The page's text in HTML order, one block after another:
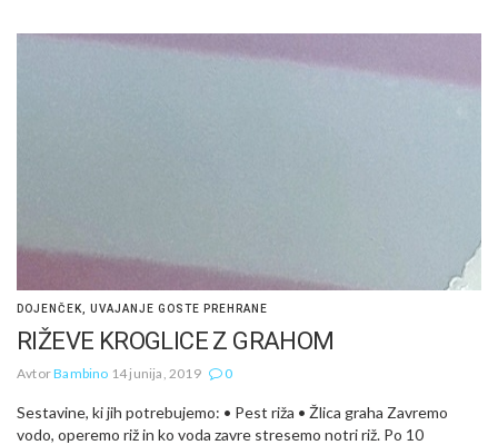
DOJENČEK UVAJANJE GOSTE PREHRANE
RIŽEVE KROGLICE Z GRAHOM
AvtorBambino 14 junija, 2019 0
Sestavine, ki jih potrebujemo: • Pest riža • Žlica graha Zavremo
vodo, operemo riž in ko voda zavre stresemo notri riž. Po 10